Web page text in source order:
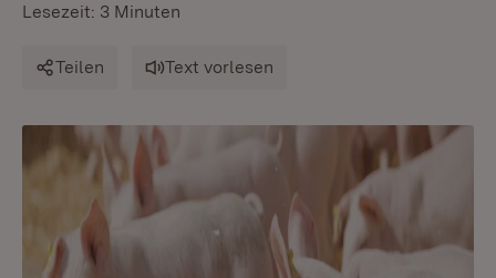
Lesezeit: 3 Minuten
Teilen Text vorlesen